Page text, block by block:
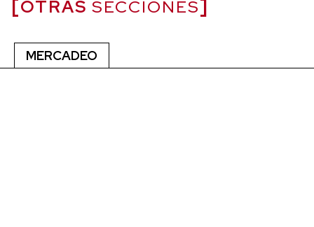
OTRAS SECCIONES
MERCADEO